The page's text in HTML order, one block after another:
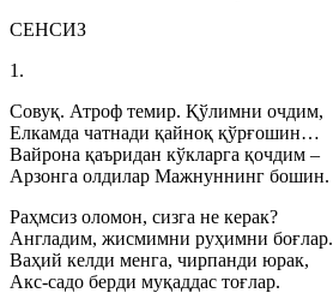
СЕНСИЗ
1.
Совуқ. Атроф темир. Қўлимни очдим,
Елкамда чатнади қайноқ қўрғошин…
Вайрона қаъридан кўкларга қочдим –
Арзонга олдилар Мажнуннинг бошин.
Раҳмсиз оломон, сизга не керак?
Англадим, жисмимни руҳимни боғлар.
Ваҳий келди менга, чирпанди юрак,
Акс-садо берди муқаддас тоғлар.